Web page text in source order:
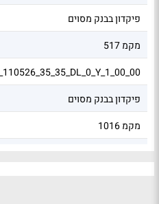
פיקדון בבנק מסוים
מקמ 517
פיקדון בבנק מסוים
מקמ 1016